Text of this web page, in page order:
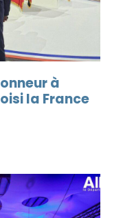
à
la France